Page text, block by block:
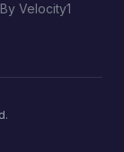
Velocity1